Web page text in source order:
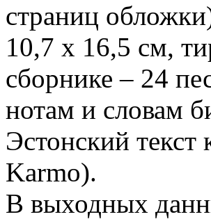
страниц
10,7 х 16,5 см,
сборнике – 24
нотам и словам
Эстонский
Karmo).
В выходных